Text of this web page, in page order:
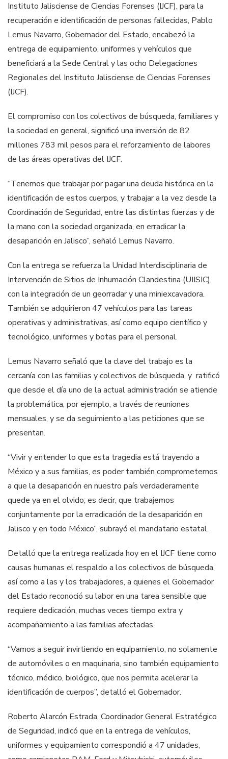
Instituto Jalisciense de Ciencias Forenses (IJCF), para la
recuperación e identificación de personas fallecidas, Pablo
Lemus Navarro, Gobernador del Estado, encabezó la
entrega de equipamiento, uniformes y vehículos que
beneficiará a la Sede Central y las ocho Delegaciones
Regionales del Instituto Jalisciense de Ciencias Forenses
(IJCF).
El compromiso con los colectivos de búsqueda, familiares y
la sociedad en general, significó una inversión de 82
millones 783 mil pesos para el reforzamiento de labores
de las áreas operativas del IJCF.
“Tenemos que trabajar por pagar una deuda histórica en la
identificación de estos cuerpos, y trabajar a la vez desde la
Coordinación de Seguridad, entre las distintas fuerzas y de
la mano con la sociedad organizada, en erradicar la
desaparición en Jalisco”, señaló Lemus Navarro.
Con la entrega se refuerza la Unidad Interdisciplinaria de
Intervención de Sitios de Inhumación Clandestina (UIISIC),
con la integración de un georradar y una miniexcavadora.
También se adquirieron 47 vehículos para las tareas
operativas y administrativas, así como equipo científico y
tecnológico, uniformes y botas para el personal.
Lemus Navarro señaló que la clave del trabajo es la
cercanía con las familias y colectivos de búsqueda, y ratificó
que desde el día uno de la actual administración se atiende
la problemática, por ejemplo, a través de reuniones
mensuales, y se da seguimiento a las peticiones que se
presentan.
“Vivir y entender lo que esta tragedia está trayendo a
México y a sus familias, es poder también comprometernos
a que la desaparición en nuestro país verdaderamente
quede ya en el olvido; es decir, que trabajemos
conjuntamente por la erradicación de la desaparición en
Jalisco y en todo México”, subrayó el mandatario estatal.
Detalló que la entrega realizada hoy en el IJCF tiene como
causas humanas el respaldo a los colectivos de búsqueda,
así como a las y los trabajadores, a quienes el Gobernador
del Estado reconoció su labor en una tarea sensible que
requiere dedicación, muchas veces tiempo extra y
acompañamiento a las familias afectadas.
“Vamos a seguir invirtiendo en equipamiento, no solamente
de automóviles o en maquinaria, sino también equipamiento
técnico, médico, biológico, que nos permita acelerar la
identificación de cuerpos”, detalló el Gobernador.
Roberto Alarcón Estrada, Coordinador General Estratégico
de Seguridad, indicó que en la entrega de vehículos,
uniformes y equipamiento correspondió a 47 unidades,